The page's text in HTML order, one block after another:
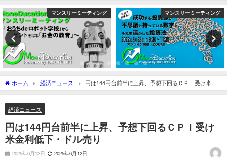
マンスリーミーティング マンスリーミーティング
ホーム 経済ニュース
円は144円台前半に上昇、予想下回るＣＰＩ受け米金
利低下・ドル売り
経済ニュース
円は144円台前半に上昇、予想下回るＣＰＩ受け
米金利低下・ドル売り
2025年6月12日 2025年6月12日